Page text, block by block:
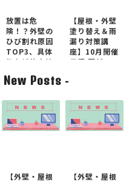
放置は危
険！？外壁の
ひび割れ原因
TOP3、具体
的な補修方法
【屋根・外壁
塗り替え＆雨
漏り対策講
座】10月開催
日程 更新
New Posts -
【外壁・屋根
【外壁・屋根